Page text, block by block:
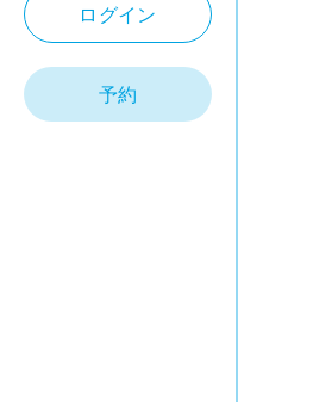
ログイン
予約